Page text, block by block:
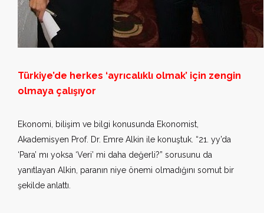
Türkiye’de herkes ‘ayrıcalıklı olmak’ için zengin
olmaya çalışıyor
Ekonomi, bilişim ve bilgi konusunda Ekonomist,
Akademisyen Prof. Dr. Emre Alkin ile konuştuk. “21. yy’da
‘Para’ mı yoksa ‘Veri’ mi daha değerli?” sorusunu da
yanıtlayan Alkin, paranın niye önemi olmadığını somut bir
şekilde anlattı.